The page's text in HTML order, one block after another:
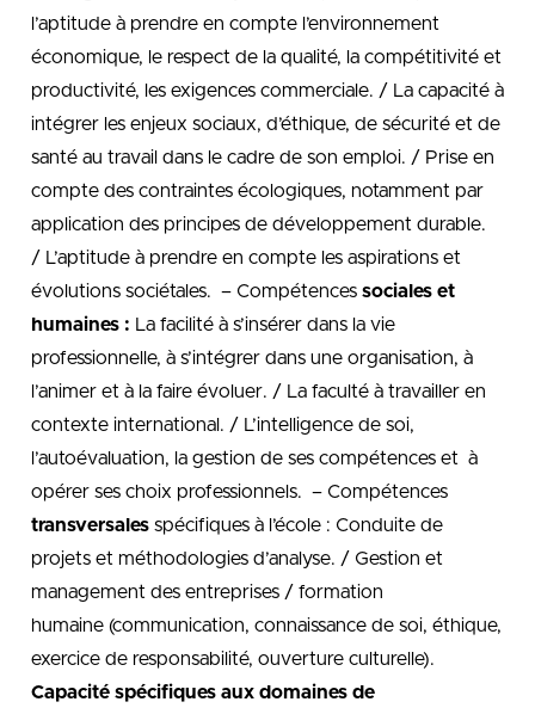
l’aptitude à prendre en compte l’environnement
économique, le respect de la qualité, la compétitivité et
productivité, les exigences commerciale. / La capacité à
intégrer les enjeux sociaux, d’éthique, de sécurité et de
santé au travail dans le cadre de son emploi. / Prise en
compte des contraintes écologiques, notamment par
application des principes de développement durable.
/ L’aptitude à prendre en compte les aspirations et
évolutions sociétales. – Compétences sociales et
humaines : La facilité à s’insérer dans la vie
professionnelle, à s’intégrer dans une organisation, à
l’animer et à la faire évoluer. / La faculté à travailler en
contexte international. / L’intelligence de soi,
l’autoévaluation, la gestion de ses compétences et à
opérer ses choix professionnels. – Compétences
transversales spécifiques à l’école : Conduite de
projets et méthodologies d’analyse. / Gestion et
management des entreprises / formation
humaine (communication, connaissance de soi, éthique,
exercice de responsabilité, ouverture culturelle).
Capacité spécifiques aux domaines de